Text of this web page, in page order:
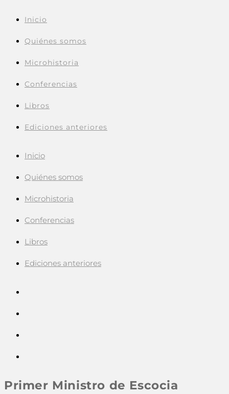
Inicio
Quiénes somos
Microhistoria
Conferencias
Libros
Ediciones anteriores
Inicio
Quiénes somos
Microhistoria
Conferencias
Libros
Ediciones anteriores
Primer Ministro de Escocia